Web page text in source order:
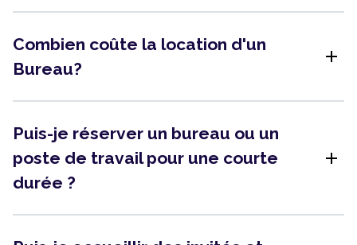
Combien coûte la location d'un
Bureau?
add
Puis-je réserver un bureau ou un
poste de travail pour une courte
durée ?
add